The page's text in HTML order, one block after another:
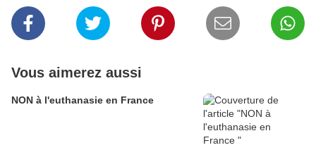
Vous aimerez aussi
NON à l'euthanasie en France